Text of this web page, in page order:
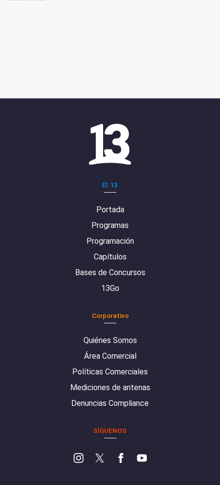
El 13
Portada
Programas
Programación
Capítulos
Bases de Concursos
13Go
Corporativo
Quiénes Somos
Área Comercial
Políticas Comerciales
Mediciones de antenas
Denuncias Compliance
SÍGUENOS